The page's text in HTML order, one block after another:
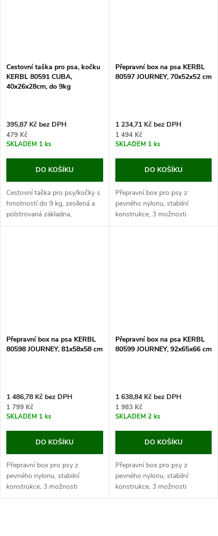
Cestovní taška pro psa, kočku
KERBL 80591 CUBA,
40x26x28cm, do 9kg
395,87 Kč bez DPH
479 Kč
SKLADEM 1 ks
DO KOŠÍKU
Cestovní taška pro psy/kočky s
hmotností do 9 kg, zesílená a
polstrovaná základna,
snímatelný vnitřní potah,
Přepravní box na psa KERBL
80597 JOURNEY, 70x52x52 cm
1 234,71 Kč bez DPH
1 494 Kč
SKLADEM 1 ks
DO KOŠÍKU
Přepravní box pro psy z
pevného nylonu, stabilní
konstrukce, 3 možnosti
otevírání na zip, měkký plyš,
Přepravní box na psa KERBL
80598 JOURNEY, 81x58x58 cm
1 486,78 Kč bez DPH
1 799 Kč
SKLADEM 1 ks
DO KOŠÍKU
Přepravní box pro psy z
pevného nylonu, stabilní
konstrukce, 3 možnosti
otevírání na zip, měkký plyš,
Přepravní box na psa KERBL
80599 JOURNEY, 92x65x66 cm
1 638,84 Kč bez DPH
1 983 Kč
SKLADEM 2 ks
DO KOŠÍKU
Přepravní box pro psy z
pevného nylonu, stabilní
konstrukce, 3 možnosti
otevírání na zip, měkký plyš,